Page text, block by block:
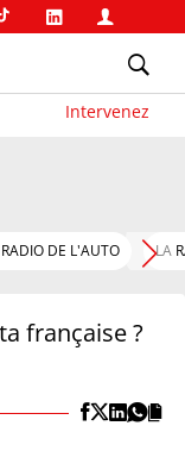
Intervenez
DE L'AUTO LA
française ?